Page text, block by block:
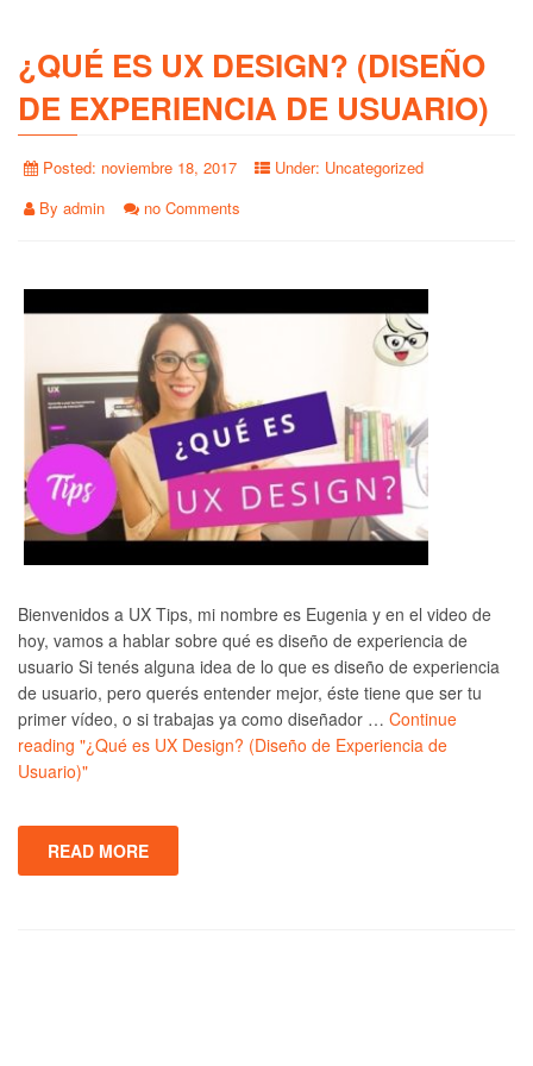
¿QUÉ ES UX DESIGN? (DISEÑO
DE EXPERIENCIA DE USUARIO)
Posted: noviembre 18, 2017 Under: Uncategorized
By admin no Comments
Bienvenidos a UX Tips, mi nombre es Eugenia y en el video de
hoy, vamos a hablar sobre qué es diseño de experiencia de
usuario Si tenés alguna idea de lo que es diseño de experiencia
de usuario, pero querés entender mejor, éste tiene que ser tu
primer vídeo, o si trabajas ya como diseñador … Continue
reading "¿Qué es UX Design? (Diseño de Experiencia de
Usuario)"
READ MORE